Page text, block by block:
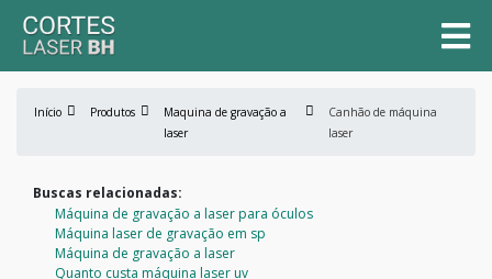
Início Produtos
Maquina de gravação a
laser
Canhão de máquina
laser
Buscas relacionadas:
Máquina de gravação a laser para óculos
Máquina laser de gravação em sp
Máquina de gravação a laser
Quanto custa máquina laser uv